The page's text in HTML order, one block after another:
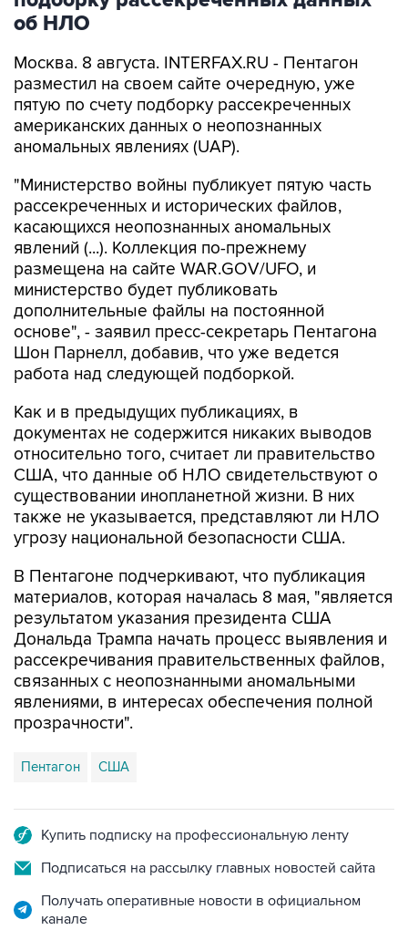
об НЛО
Москва. 8 августа. INTERFAX.RU - Пентагон
разместил на своем сайте очередную, уже
пятую по счету подборку рассекреченных
американских данных о неопознанных
аномальных явлениях (UAP).
"Министерство войны публикует пятую часть
рассекреченных и исторических файлов,
касающихся неопознанных аномальных
явлений (...). Коллекция по-прежнему
размещена на сайте WAR.GOV/UFO, и
министерство будет публиковать
дополнительные файлы на постоянной
основе", - заявил пресс-секретарь Пентагона
Шон Парнелл, добавив, что уже ведется
работа над следующей подборкой.
Как и в предыдущих публикациях, в
документах не содержится никаких выводов
относительно того, считает ли правительство
США, что данные об НЛО свидетельствуют о
существовании инопланетной жизни. В них
также не указывается, представляют ли НЛО
угрозу национальной безопасности США.
В Пентагоне подчеркивают, что публикация
материалов, которая началась 8 мая, "является
результатом указания президента США
Дональда Трампа начать процесс выявления и
рассекречивания правительственных файлов,
связанных с неопознанными аномальными
явлениями, в интересах обеспечения полной
прозрачности".
Пентагон США
Купить подписку на профессиональную ленту
Подписаться на рассылку главных новостей сайта
Получать оперативные новости в официальном
канале